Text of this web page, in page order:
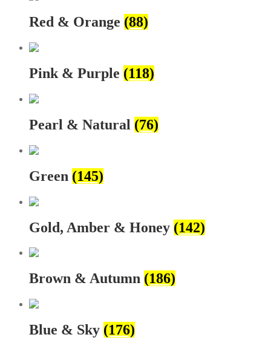
Red & Orange (88)
Pink & Purple (118)
Pearl & Natural (76)
Green (145)
Gold, Amber & Honey (142)
Brown & Autumn (186)
Blue & Sky (176)